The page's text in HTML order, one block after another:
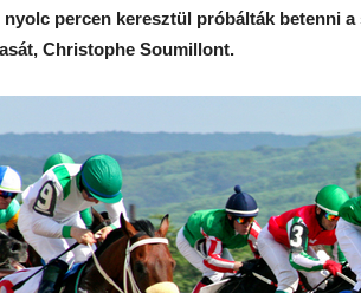
percen keresztül próbálták betenni
Christophe Soumillont.